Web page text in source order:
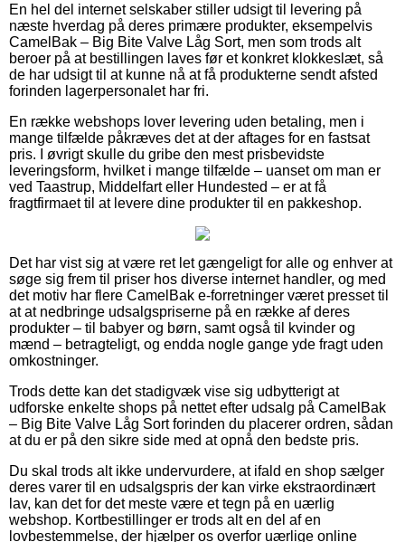
En hel del internet selskaber stiller udsigt til levering på
næste hverdag på deres primære produkter, eksempelvis
CamelBak – Big Bite Valve Låg Sort, men som trods alt
beroer på at bestillingen laves før et konkret klokkeslæt, så
de har udsigt til at kunne nå at få produkterne sendt afsted
forinden lagerpersonalet har fri.
En række webshops lover levering uden betaling, men i
mange tilfælde påkræves det at der aftages for en fastsat
pris. I øvrigt skulle du gribe den mest prisbevidste
leveringsform, hvilket i mange tilfælde – uanset om man er
ved Taastrup, Middelfart eller Hundested – er at få
fragtfirmaet til at levere dine produkter til en pakkeshop.
Det har vist sig at være ret let gængeligt for alle og enhver at
søge sig frem til priser hos diverse internet handler, og med
det motiv har flere CamelBak e-forretninger været presset til
at at nedbringe udsalgspriserne på en række af deres
produkter – til babyer og børn, samt også til kvinder og
mænd – betragteligt, og endda nogle gange yde fragt uden
omkostninger.
Trods dette kan det stadigvæk vise sig udbytterigt at
udforske enkelte shops på nettet efter udsalg på CamelBak
– Big Bite Valve Låg Sort forinden du placerer ordren, sådan
at du er på den sikre side med at opnå den bedste pris.
Du skal trods alt ikke undervurdere, at ifald en shop sælger
deres varer til en udsalgspris der kan virke ekstraordinært
lav, kan det for det meste være et tegn på en uærlig
webshop. Kortbestillinger er trods alt en del af en
lovbestemmelse, der hjælper os overfor uærlige online